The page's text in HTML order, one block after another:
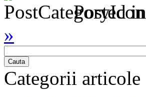
Posted in
»
Cauta
Categorii articole